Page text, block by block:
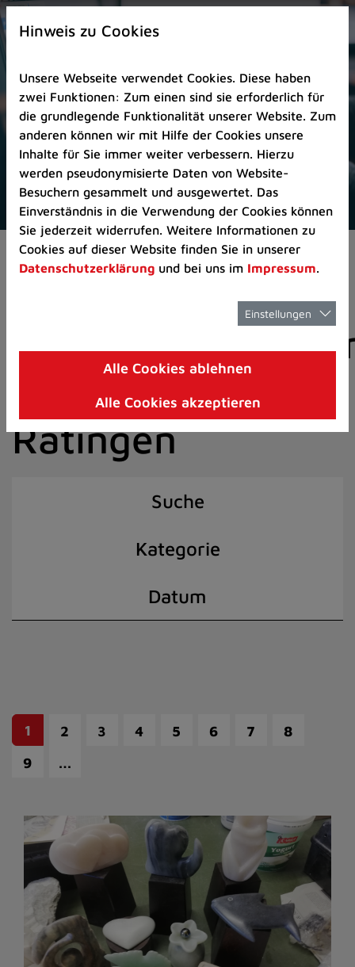
Zur
Startseite
Zum
Seitenanfang
springen
(Schnelltaste
A)
Zur
Navigation/Menü
springen
(Schnelltaste
M)
Zur
8)
I)
Aktuelles Pressemitteilungen
der Stadt
Ratingen
Suche
Kategorie
Datum
1 2 3 4 5 6 7
8
9
…
Hinweis zu Cookies
Unsere Webseite verwendet Cookies. Diese haben
zwei Funktionen: Zum einen sind sie erforderlich für
die grundlegende Funktionalität unserer Website. Zum
anderen können wir mit Hilfe der Cookies unsere
Inhalte für Sie immer weiter verbessern. Hierzu
werden pseudonymisierte Daten von Website-
Besuchern gesammelt und ausgewertet. Das
Einverständnis in die Verwendung der Cookies können
Sie jederzeit widerrufen. Weitere Informationen zu
Cookies auf dieser Website finden Sie in unserer
Datenschutzerklärung und bei uns im Impressum.
Einstellungen
Alle Cookies ablehnen
Alle Cookies akzeptieren